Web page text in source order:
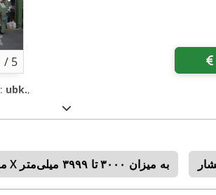
/ 5
, شماره دستگاه/وسیله نقلیه: ubk.,
ماشین‌های برش لیزری با حرکت محور X به میزان ۳۰۰۰ تا ۳۹۹۹ میلی‌متر